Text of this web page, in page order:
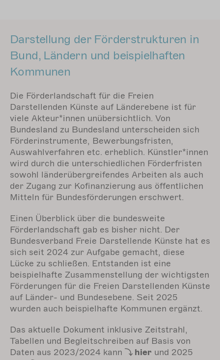
Darstellung der Förderstrukturen in
Bund, Ländern und beispielhaften
Kommunen
Die Förderlandschaft für die Freien
Darstellenden Künste auf Länderebene ist für
viele Akteur*innen unübersichtlich. Von
Bundesland zu Bundesland unterscheiden sich
Förderinstrumente, Bewerbungsfristen,
Auswahlverfahren etc. erheblich. Künstler*innen
wird durch die unterschiedlichen Förderfristen
sowohl länderübergreifendes Arbeiten als auch
der Zugang zur Kofinanzierung aus öffentlichen
Mitteln für Bundesförderungen erschwert.
Einen Überblick über die bundesweite
Förderlandschaft gab es bisher nicht. Der
Bundesverband Freie Darstellende Künste hat es
sich seit 2024 zur Aufgabe gemacht, diese
Lücke zu schließen. Entstanden ist eine
beispielhafte Zusammenstellung der wichtigsten
Förderungen für die Freien Darstellenden Künste
auf Länder- und Bundesebene. Seit 2025
wurden auch beispielhafte Kommunen ergänzt.
Das aktuelle Dokument inklusive Zeitstrahl,
Tabellen und Begleitschreiben auf Basis von
Daten aus 2023/2024 kann
hier und 2025